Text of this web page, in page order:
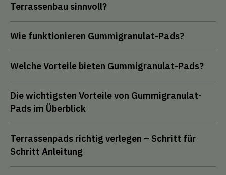
Terrassenbau sinnvoll?
Wie funktionieren Gummigranulat-Pads?
Welche Vorteile bieten Gummigranulat-Pads?
Die wichtigsten Vorteile von Gummigranulat-
Pads im Überblick
Terrassenpads richtig verlegen – Schritt für
Schritt Anleitung